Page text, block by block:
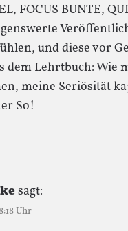
FOCUS BUNTE,
und diese vor
dem Lehrtbuch: Wie
meine Seriösität
So!
sagt:
Uhr